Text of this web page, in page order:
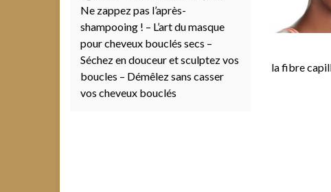
la fibre
Ne zappez pas l’après-
shampooing ! – L’art du masque
pour cheveux bouclés secs –
Séchez en douceur et sculptez vos
boucles – Démêlez sans casser
vos cheveux bouclés